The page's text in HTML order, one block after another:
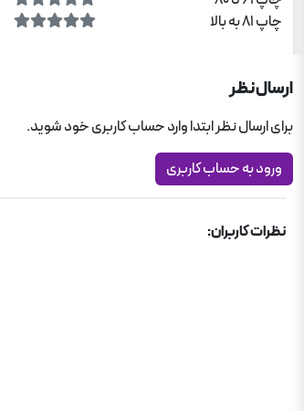
چاپ 81 به بالا
ارسال نظر
برای ارسال نظر ابتدا وارد حساب کاربری خود شوید.
ورود به حساب کاربری
نظرات کاربران: